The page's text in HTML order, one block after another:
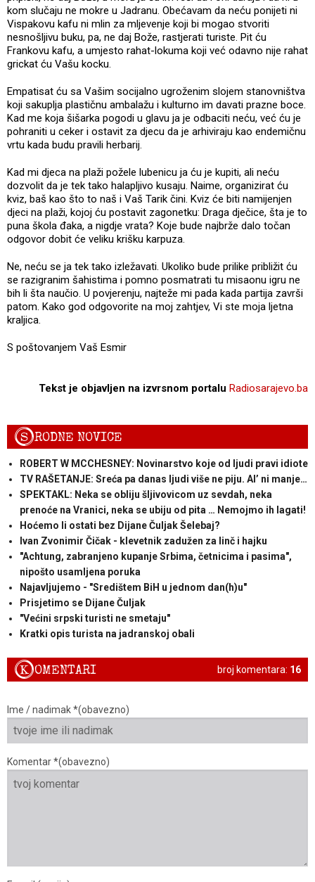
kom slučaju ne mokre u Jadranu. Obećavam da neću ponijeti ni
Vispakovu kafu ni mlin za mljevenje koji bi mogao stvoriti
nesnošljivu buku, pa, ne daj Bože, rastjerati turiste. Pit ću
Frankovu kafu, a umjesto rahat-lokuma koji već odavno nije rahat
grickat ću Vašu kocku.
Empatisat ću sa Vašim socijalno ugroženim slojem stanovništva
koji sakuplja plastičnu ambalažu i kulturno im davati prazne boce.
Kad me koja šišarka pogodi u glavu ja je odbaciti neću, već ću je
pohraniti u ceker i ostavit za djecu da je arhiviraju kao endemičnu
vrtu kada budu pravili herbarij.
Kad mi djeca na plaži požele lubenicu ja ću je kupiti, ali neću
dozvolit da je tek tako halapljivo kusaju. Naime, organizirat ću
kviz, baš kao što to naš i Vaš Tarik čini. Kviz će biti namijenjen
djeci na plaži, kojoj ću postavit zagonetku: Draga dječice, šta je to
puna škola đaka, a nigdje vrata? Koje bude najbrže dalo točan
odgovor dobit će veliku krišku karpuza.
Ne, neću se ja tek tako izležavati. Ukoliko bude prilike približit ću
se razigranim šahistima i pomno posmatrati tu misaonu igru ne
bih li šta naučio. U povjerenju, najteže mi pada kada partija završi
patom. Kako god odgovorite na moj zahtjev, Vi ste moja ljetna
kraljica.
S poštovanjem Vaš Esmir
Tekst je objavljen na izvrsnom portalu Radiosarajevo.ba
SRODNE NOVICE
ROBERT W MCCHESNEY: Novinarstvo koje od ljudi pravi idiote
TV RAŠETANJE: Sreća pa danas ljudi više ne piju. Al’ ni manje…
SPEKTAKL: Neka se obliju šljivovicom uz sevdah, neka
prenoće na Vranici, neka se ubiju od pita … Nemojmo ih lagati!
Hoćemo li ostati bez Dijane Čuljak Šelebaj?
Ivan Zvonimir Čičak - klevetnik zadužen za linč i hajku
"Achtung, zabranjeno kupanje Srbima, četnicima i pasima",
nipošto usamljena poruka
Najavljujemo - "Središtem BiH u jednom dan(h)u"
Prisjetimo se Dijane Čuljak
"Većini srpski turisti ne smetaju"
Kratki opis turista na jadranskoj obali
broj komentara: 16
KOMENTARI
Ime / nadimak *(obavezno)
Komentar *(obavezno)